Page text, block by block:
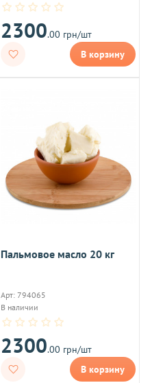
2300.00 грн/шт
В корзину
Пальмовое масло 20 кг
Арт: 794065
В наличии
2300.00 грн/шт
В корзину